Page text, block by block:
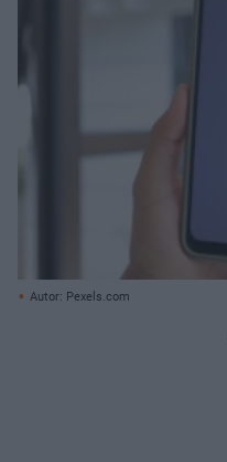
Autor: Pexels.com